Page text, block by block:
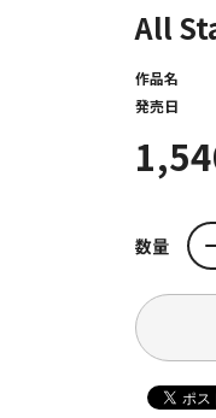
All
作品名
発売日
数量